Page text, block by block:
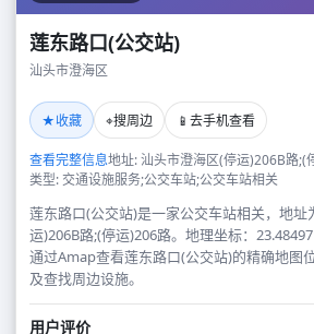
莲东路口(公交站)
汕头市澄海区
★收藏 ⌖搜周边 📱 去手机查看
查看完整信息地址: 汕头市澄海区(停运)206B路;(
类型: 交通设施服务;公交车站;公交车站相关
莲东路口(公交站)是一家公交车站相关，地址
运)206B路;(停运)206路。地理坐标：
通过Amap查看莲东路口(公交站)的精确地图
及查找周边设施。
用户评价